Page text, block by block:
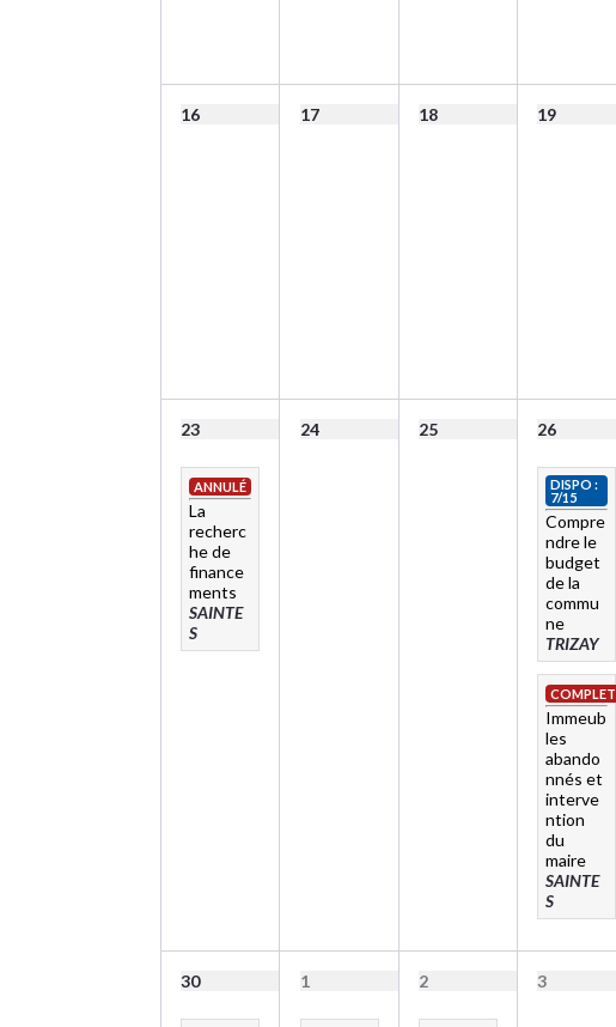
16 17 18 19
23
ANNULÉ
La
recherc
he de
finance
ments
SAINTE
S
24 25 26
DISPO :
7/15
Compre
ndre le
budget
de la
commu
ne
TRIZAY
COMPLET
Immeub
les
abando
nnés et
interve
ntion
du
maire
SAINTE
S
30 1 2 3